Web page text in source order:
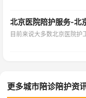
北京医院陪护服务-北
目前来说大多数北京医院护
更多城市陪诊陪护资